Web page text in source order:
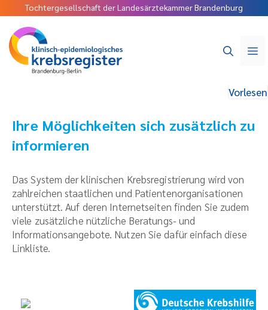
Tochtergesellschaft der Landesärztekammer Brandenburg
Vorlesen
Ihre Möglichkeiten sich zusätzlich zu
informieren
Das System der klinischen Krebsregistrierung wird von
zahlreichen staatlichen und Patientenorganisationen
unterstützt. Auf deren Internetseiten finden Sie zudem
viele zusätzliche nützliche Beratungs- und
Informationsangebote. Nutzen Sie dafür einfach diese
Linkliste.